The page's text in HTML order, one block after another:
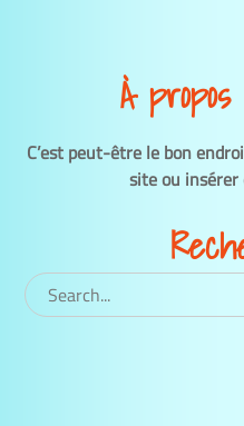
À
C’est peut-être le bon
site ou insérer